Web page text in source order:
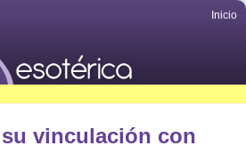
Inicio
vinculación con